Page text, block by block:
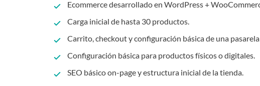
Ecommerce desarrollado en WordPress +
Carga inicial de hasta 30 productos.
Carrito, checkout y configuración básica de una
Configuración básica para productos físicos o digitales.
SEO básico on-page y estructura inicial de la tienda.